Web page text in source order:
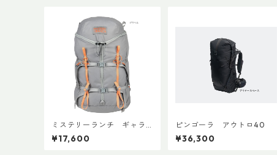
ミステリーランチ ギャラ
ゲーター20
¥17,600
ピンゴーラ アウトロ40
¥36,300